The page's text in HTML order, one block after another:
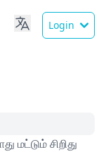
Login
மட்டும் சிறிது